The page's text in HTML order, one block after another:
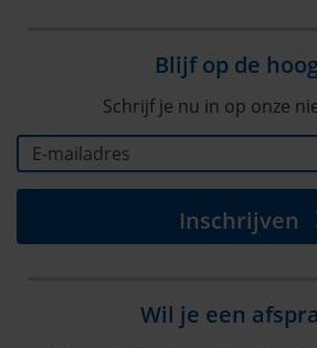
Blijf op de
Schrijf je nu in op onze
Inschrijven
Wil je een